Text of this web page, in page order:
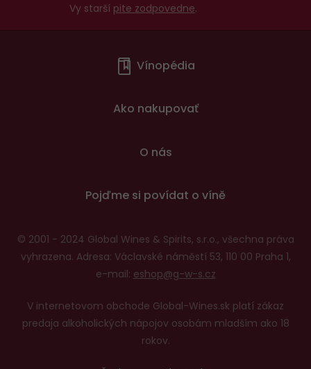
Vy starší pite zodpovedne.
Vínopédia
Ako nakupovať
O nás
Pojďme si povídat o víně
© 2001 - 2024 Global Wines & Spirits, s.r.o., všechna práva
vyhrazena. Adresa: Václavské náměstí 53, 110 00 Praha 1,
e-mail: eshop@g-w-s.cz
V internetovom obchode Global-Wines.sk platí zákaz
predaja alkoholických nápojov osobám mladším ako 18
rokov.